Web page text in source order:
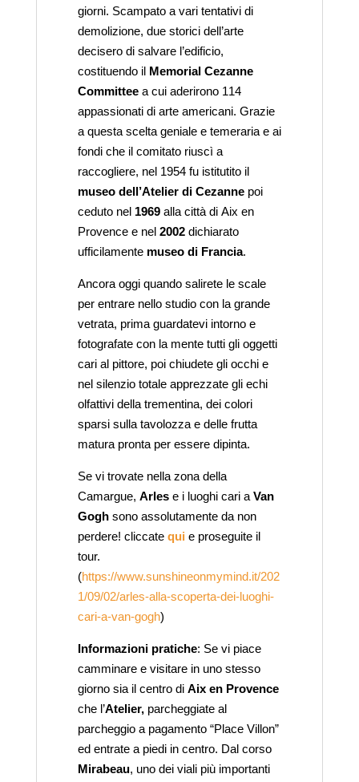
giorni. Scampato a vari tentativi di
demolizione, due storici dell’arte
decisero di salvare l’edificio,
costituendo il Memorial Cezanne
Committeea cui aderirono 114
appassionati di arte americani. Grazie
a questa scelta geniale e temeraria e ai
fondi che il comitato riuscì a
raccogliere, nel 1954 fu istitutito il
museo dell’Atelier di Cezannepoi
ceduto nel 1969alla città di Aix en
Provence e nel 2002dichiarato
ufficilamente museo di Francia.
Ancora oggi quando salirete le scale
per entrare nello studio con la grande
vetrata, prima guardatevi intorno e
fotografate con la mente tutti gli oggetti
cari al pittore, poi chiudete gli occhi e
nel silenzio totale apprezzate gli echi
olfattivi della trementina, dei colori
sparsi sulla tavolozza e delle frutta
matura pronta per essere dipinta.
Se vi trovate nella zona della
Camargue, Arlese i luoghi cari aVan
Goghsono assolutamente da non
perdere! cliccate qui e proseguite il
tour.
(https://www.sunshineonmymind.it/202
1/09/02/arles-alla-scoperta-dei-luoghi-
cari-a-van-gogh)
Informazioni pratiche: Se vi piace
camminare e visitare in uno stesso
giorno sia il centro di Aix en Provence
che l’Atelier,parcheggiate al
parcheggio a pagamento “Place Villon”
ed entrate a piedi in centro. Dal corso
Mirabeau, uno dei viali più importanti